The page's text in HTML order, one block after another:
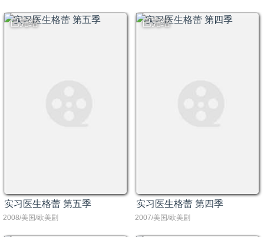
已完结
实习医生格蕾 第五季
2008/美国/欧美剧
已完结
实习医生格蕾 第四季
2007/美国/欧美剧